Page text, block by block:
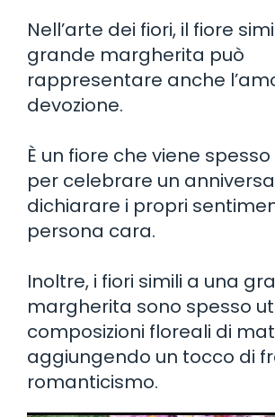
Nell’arte dei fiori, il fiore
grande margherita può
rappresentare anche
devozione.
È un fiore che viene
per celebrare un
dichiarare i propri
persona cara.
Inoltre, i fiori simili a una
margherita sono spesso
composizioni floreali di
aggiungendo un tocco di
romanticismo.